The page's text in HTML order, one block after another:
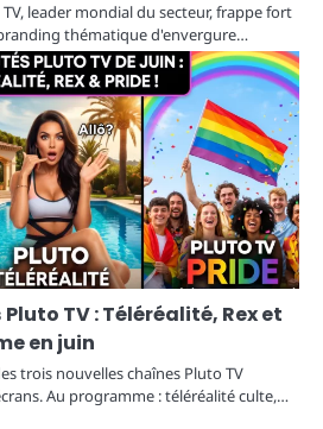
leader mondial du secteur, frappe fort
thématique d'envergure…
TV : Téléréalité, Rex et
en juin
trois nouvelles chaînes Pluto TV
Au programme : téléréalité culte,…